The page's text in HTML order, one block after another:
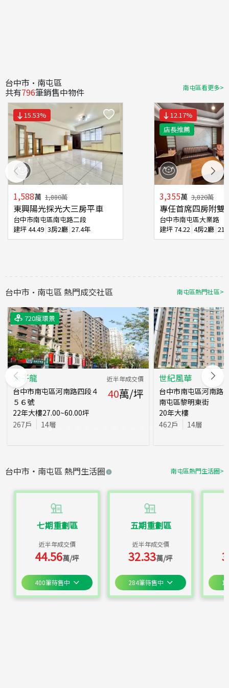
台中市·南屯區
共有796筆銷售中物件 南屯區看更多>
15.53%
1,588萬 1,880萬
東興陽光採光大三房平車
台中市南屯區南屯路二段
建坪44.49 3房2廳 27.4年
12.17%
店長推薦
3,355萬 3,820萬
專任首席四房附雙
台中市南屯區大業路
建坪74.22 4房2廳
台中市 · 南屯區 熱門成交社區 南屯區熱門社區>
太子龍 近半年成交價
台中市南屯區河南路四段４
５６號
22年大樓27.00~60.00坪
267戶 14層
40萬/坪
720度環景
世紀風華
台中市南屯區河南路
南屯區黎明東街
20年大樓
462戶 14層
720度環景
台中市 ・ 南屯區 熱門生活圈 南屯區熱門生活圈>
七期重劃區
近半年成交價
44.56萬/坪
400筆待售中
五期重劃區
近半年成交價
32.33萬/坪
284筆待售中